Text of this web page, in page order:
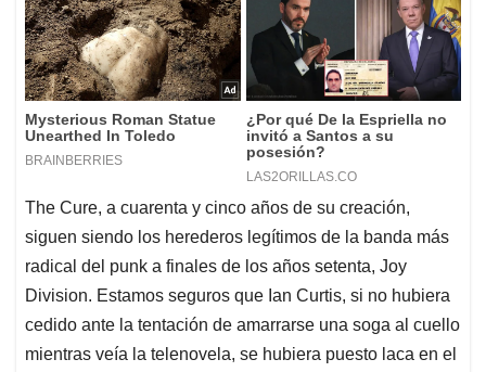
The Cure, a cuarenta y cinco años de su creación,
siguen siendo los herederos legítimos de la banda más
radical del punk a finales de los años setenta, Joy
Division. Estamos seguros que Ian Curtis, si no hubiera
cedido ante la tentación de amarrarse una soga al cuello
mientras veía la telenovela, se hubiera puesto laca en el